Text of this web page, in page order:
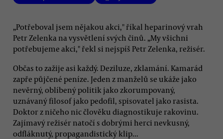
„Potřeboval jsem nějakou akci," říkal heparinový vrah
Petr Zelenka na vysvětlení svých činů. „My všichni
potřebujeme akci," řekl si nejspíš Petr Zelenka, režisér.
Občas to zažije asi každý. Deziluze, zklamání. Kamarád
zapře půjčené peníze. Jeden z manželů se ukáže jako
nevěrný, oblíbený politik jako zkorumpovaný,
uznávaný filosof jako pedofil, spisovatel jako rasista.
Doktor z ničeho nic člověku diagnostikuje rakovinu.
Zajímavý režisér natočí s dobrými herci nevkusný,
odfláknutý, propagandistický klip...